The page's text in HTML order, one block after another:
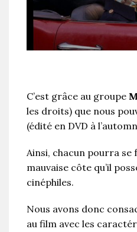
C’est grâce au groupe
les droits) que nous
(édité en DVD à
Ainsi, chacun pourra se
mauvaise côte qu’il
cinéphiles.
Nous avons donc
au film avec les